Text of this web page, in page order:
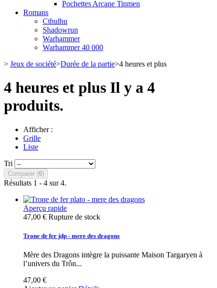
Pochettes Arcane Tinmen
Romans
Cthulhu
Shadowrun
Warhammer
Warhammer 40 000
> Jeux de société>Durée de la partie>4 heures et plus
4 heures et plus Il y a 4
produits.
Afficher :
Grille
Liste
Tri
Comparer (0)
Résultats 1 - 4 sur 4.
Aperçu rapide
47,00 € Rupture de stock
Trone de fer jdp - mere des dragons
Mère des Dragons intègre la puissante Maison Targaryen à
l’univers du Trôn...
47,00 €